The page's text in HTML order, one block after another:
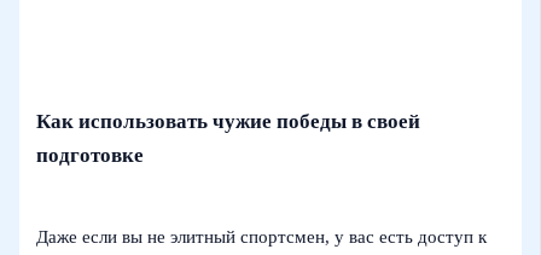
Как использовать чужие победы в своей
подготовке
Даже если вы не элитный спортсмен, у вас есть доступ к